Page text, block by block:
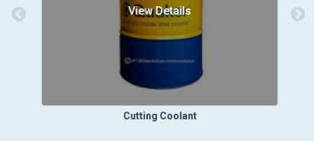
View Details
Cutting Coolant